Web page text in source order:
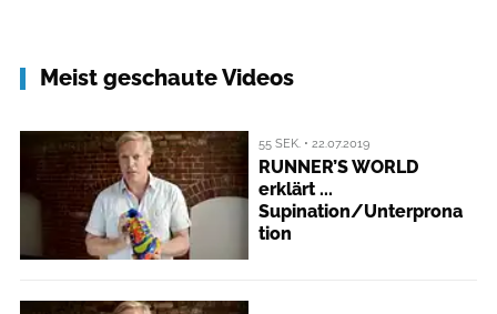
Meist geschaute Videos
55 SEK. • 22.07.2019
RUNNER’S WORLD
erklärt ...
Supination/Unterprona
tion